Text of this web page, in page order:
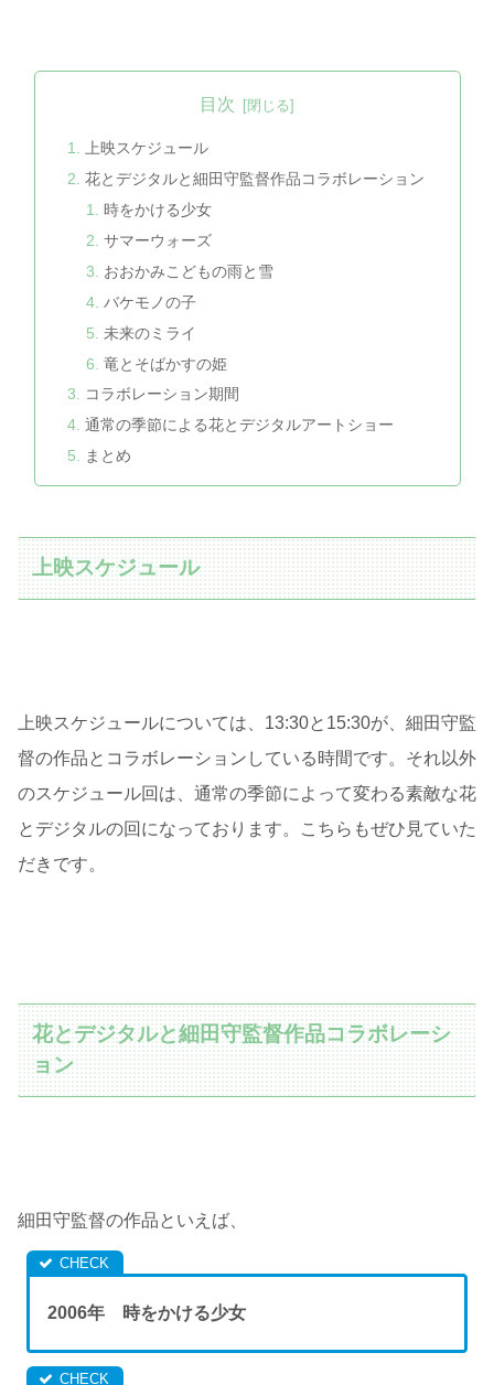
目次
上映スケジュール
花とデジタルと細田守監督作品コラボレーション
時をかける少女
サマーウォーズ
おおかみこどもの雨と雪
バケモノの子
未来のミライ
竜とそばかすの姫
コラボレーション期間
通常の季節による花とデジタルアートショー
まとめ
上映スケジュール
上映スケジュールについては、13:30と15:30が、細田守監
督の作品とコラボレーションしている時間です。それ以外
のスケジュール回は、通常の季節によって変わる素敵な花
とデジタルの回になっております。こちらもぜひ見ていた
だきです。
花とデジタルと細田守監督作品コラボレーシ
ョン
細田守監督の作品といえば、
2006年 時をかける少女